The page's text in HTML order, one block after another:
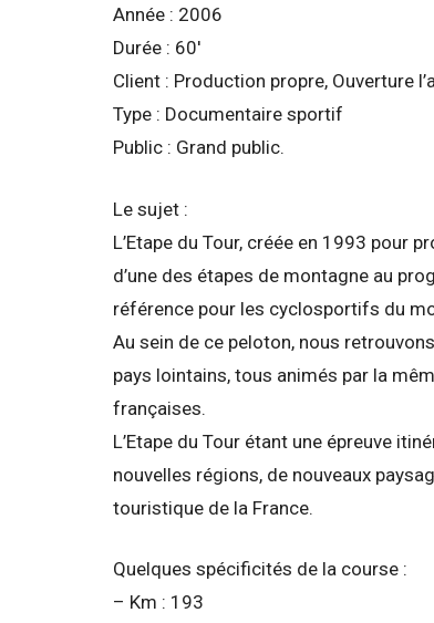
Année : 2006
Durée : 60′
Client : Production propre, Ouverture
Type : Documentaire sportif
Public : Grand public.
Le sujet :
L’Etape du Tour, créée en 1993 pour
d’une des étapes de montagne au
référence pour les cyclosportifs du
Au sein de ce peloton, nous
pays lointains, tous animés par la
françaises.
L’Etape du Tour étant une épreuve
nouvelles régions, de nouveaux
touristique de la France.
Quelques spécificités de la course :
– Km : 193